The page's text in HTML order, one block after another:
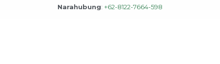
Narahubung: +62-8122-7664-598